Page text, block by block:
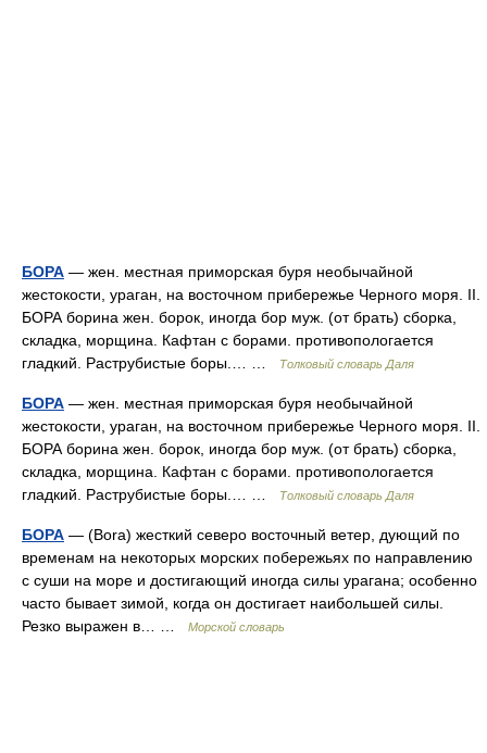
БОРА — жен. местная приморская буря необычайной
жестокости, ураган, на восточном прибережье Черного моря. II.
БОРА борина жен. борок, иногда бор муж. (от брать) сборка,
складка, морщина. Кафтан с борами. противопологается
гладкий. Раструбистые боры.… …
Толковый словарь Даля
БОРА — жен. местная приморская буря необычайной
жестокости, ураган, на восточном прибережье Черного моря. II.
БОРА борина жен. борок, иногда бор муж. (от брать) сборка,
складка, морщина. Кафтан с борами. противопологается
гладкий. Раструбистые боры.… …
Толковый словарь Даля
БОРА — (Bora) жесткий северо восточный ветер, дующий по
временам на некоторых морских побережьях по направлению
с суши на море и достигающий иногда силы урагана; особенно
часто бывает зимой, когда он достигает наибольшей силы.
Резко выражен в… …
Морской словарь